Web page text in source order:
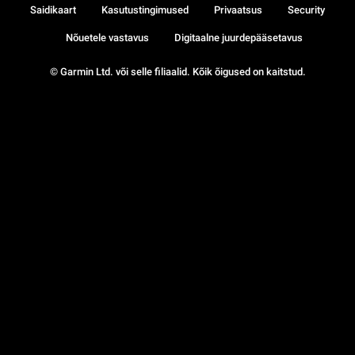
© Garmin Ltd. või selle filiaalid. Kõik õigused on kaitstud.
Saidikaart Kasutustingimused Privaatsus Security
Nõuetele vastavus Digitaalne juurdepääsetavus